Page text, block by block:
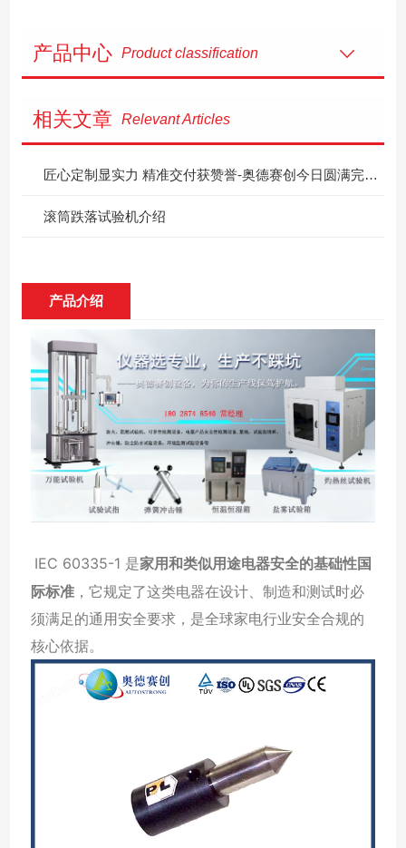
产品中心 Product classification
相关文章 Relevant Articles
匠心定制显实力 精准交付获赞誉-奥德赛创今日圆满完成客户专属定制产品
滚筒跌落试验机介绍
产品介绍
IEC 60335-1 是家用和类似用途电器安全的基础性国
际标准，它规定了这类电器在设计、制造和测试时必
须满足的通用安全要求，是全球家电行业安全合规的
核心依据。